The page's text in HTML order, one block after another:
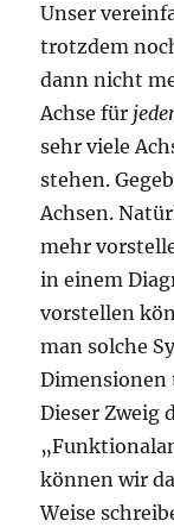
Unser
trotzdem
dann nicht
Achse für
sehr viele
stehen.
Achsen.
mehr
in einem
vorstellen
man solche
Dimensionen
Dieser Zweig
können wir
Weise